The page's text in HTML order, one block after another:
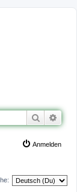
Suche
Anmelden